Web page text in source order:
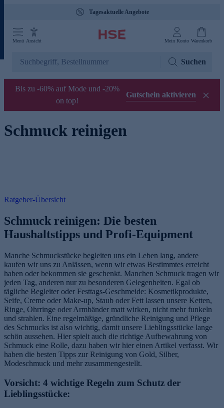
Tagesaktuelle Angebote
Menü Ansicht Mein Konto Warenkorb
Suchen
Bis zu -60% auf Mode und -20%
on top!
Gutschein aktivieren
Schmuck reinigen
Ratgeber-Übersicht
Schmuck reinigen: Die besten
Haushaltstipps und Profi-Equipment
Manche Schmuckstücke begleiten uns ein Leben lang, andere
kaufen wir uns zu Anlässen, wenn wir etwas Bestimmtes erreicht
haben oder bekommen sie geschenkt. Manchen Schmuck tragen wir
jeden Tag, anderen nur zu besonderen Gelegenheiten. Egal ob
tägliche Begleiter oder Festtags-Geschmeide: Kosmetikprodukte,
Seife, Creme oder Make-up, Staub oder Fett lassen unsere Ketten,
Ringe, Ohrringe oder Armbänder matt wirken, nicht mehr funkeln
und strahlen. Eine regelmäßige, gründliche Reinigung und Pflege
des Schmucks ist also wichtig, damit unsere Lieblingsstücke lange
schön aussehen. Hier spielt auch die richtige Aufbewahrung von
Schmuck eine Rolle, dazu haben wir hier einen Artikel verfasst. Wir
haben die besten Tipps zur Reinigung von Gold, Silber,
Modeschmuck und mehr zusammengestellt.
Vorsicht: 4 wichtige Regeln zum Schutz der
Lieblingsstücke: